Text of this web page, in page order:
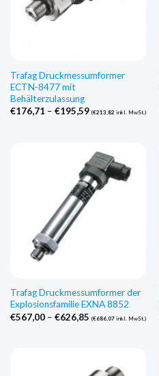
Trafag Druckmessumformer
ECTN-8477 mit
Behälterzulassung
€176,71 – €195,59Preisspanne:
(€213,82 inkl. MwSt.)
Trafag Druckmessumformer der
Explosionsfamilie EXNA 8852
€567,00 – €626,85Preisspanne:
(€686,07inkl. MwSt.)